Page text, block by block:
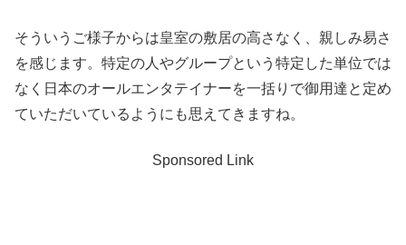
そういうご様子からは皇室の敷居の高さなく、親しみ易さ
を感じます。特定の人やグループという特定した単位では
なく日本のオールエンタテイナーを一括りで御用達と定め
ていただいているようにも思えてきますね。
Sponsored Link